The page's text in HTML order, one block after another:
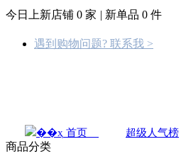
今日上新店铺 0 家 | 新单品 0 件
遇到购物问题? 联系我 >
首页 超级人气榜
商品分类